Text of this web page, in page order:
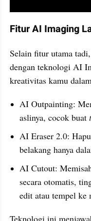
Fitur AI Imaging
Selain fitur utama
dengan teknologi AI
kreativitas kamu
AI Outpainting:
aslinya, cocok buat
AI Eraser 2.0:
belakang hanya
AI Cutout:
secara otomatis,
edit atau tempel ke
Teknologi ini